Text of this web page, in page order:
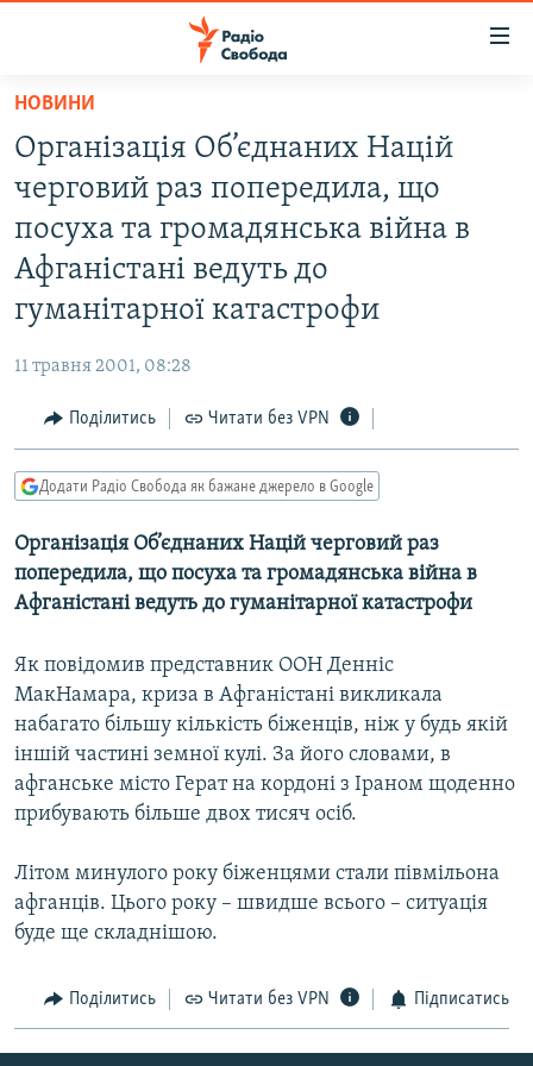
Перейти
основного
матеріалу
Перейти
до
основної
навігації
Перейти
до
РАДІО СВОБОДА – 70 РОКІВ
ВСЕ ЗА ДОБУ
СТАТТІ
ПОЛІТИКА
ЕКОНОМІКА
СПОРТ
УКРАЇНА
ВІЙНА
РОСІЙСЬКА «ФІЛЬТРАЦІЯ»
КРИМ.РЕАЛІЇ
ТИ ЯК?
СХЕМИ
МУЛЬТИМЕДІА
ФОТО
ПОДКАСТИ
КРИМ РЕАЛІЇ
РУС
УКР
КТАТ
ДОЛУЧАЙСЯ!
НОВИНИ
Організація Об’єднаних Націй
черговий раз попередила, що
посуха та громадянська війна в
Афганістані ведуть до
гуманітарної катастрофи
11 травня 2001, 08:28
Поділитись Читати без VPN
Додати Радіо Свобода як бажане джерело в Google
Організація Об’єднаних Націй черговий раз
попередила, що посуха та громадянська війна в
Афганістані ведуть до гуманітарної катастрофи
Як повідомив представник ООН Денніс
МакНамара, криза в Афганістані викликала
набагато більшу кількість біженців, ніж у будь якій
іншій частині земної кулі. За його словами, в
афганське місто Герат на кордоні з Іраном щоденно
прибувають більше двох тисяч осіб.
Літом минулого року біженцями стали півмільона
афганців. Цього року – швидше всього – ситуація
буде ще складнішою.
Поділитись Читати без VPN Підписатись